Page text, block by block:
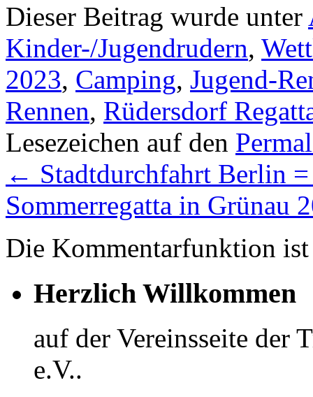
Dieser Beitrag wurde unter
Kinder-/Jugendrudern,
2023, Camping, Jugend-
Rennen, Rüdersdorf
Lesezeichen auf den
← Stadtdurchfahrt Berlin
Sommerregatta in Grünau
Die Kommentarfunktion ist
Herzlich Willkommen
auf der Vereinsseite der
e.V..